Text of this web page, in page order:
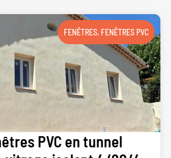
FENÊTRES, FENÊTRES PVC
PVC en tunnel